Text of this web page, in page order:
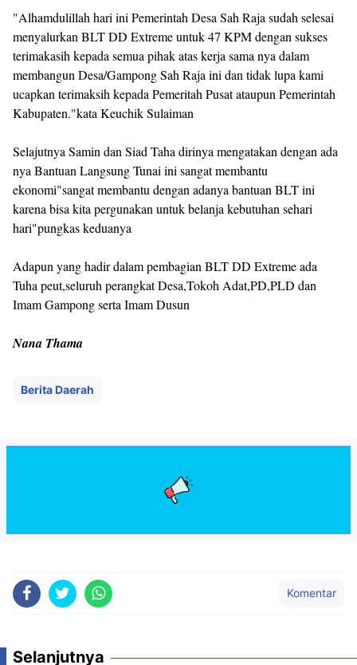
"Alhamdulillah hari ini Pemerintah Desa Sah Raja sudah selesai
menyalurkan BLT DD Extreme untuk 47 KPM dengan sukses
terimakasih kepada semua pihak atas kerja sama nya dalam
membangun Desa/Gampong Sah Raja ini dan tidak lupa kami
ucapkan terimaksih kepada Pemeritah Pusat ataupun Pemerintah
Kabupaten."kata Keuchik Sulaiman
Selajutnya Samin dan Siad Taha dirinya mengatakan dengan ada
nya Bantuan Langsung Tunai ini sangat membantu
ekonomi"sangat membantu dengan adanya bantuan BLT ini
karena bisa kita pergunakan untuk belanja kebutuhan sehari
hari"pungkas keduanya
Adapun yang hadir dalam pembagian BLT DD Extreme ada
Tuha peut,seluruh perangkat Desa,Tokoh Adat,PD,PLD dan
Imam Gampong serta Imam Dusun
Nana Thama
Berita Daerah
Komentar
Selanjutnya